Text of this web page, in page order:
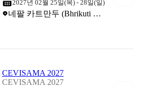
2027년 02월 25일(목) - 28일(일)
네팔 카트만두 (Bhrikuti Mandap Exhibition Hall)
CEVISAMA 2027
CEVISAMA 2027